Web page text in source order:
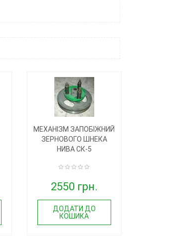
МЕХАНІЗМ ЗАПОБІЖНИЙ
ЗЕРНОВОГО ШНЕКА
НИВА СК-5
2550 грн.
ДОДАТИ ДО
КОШИКА